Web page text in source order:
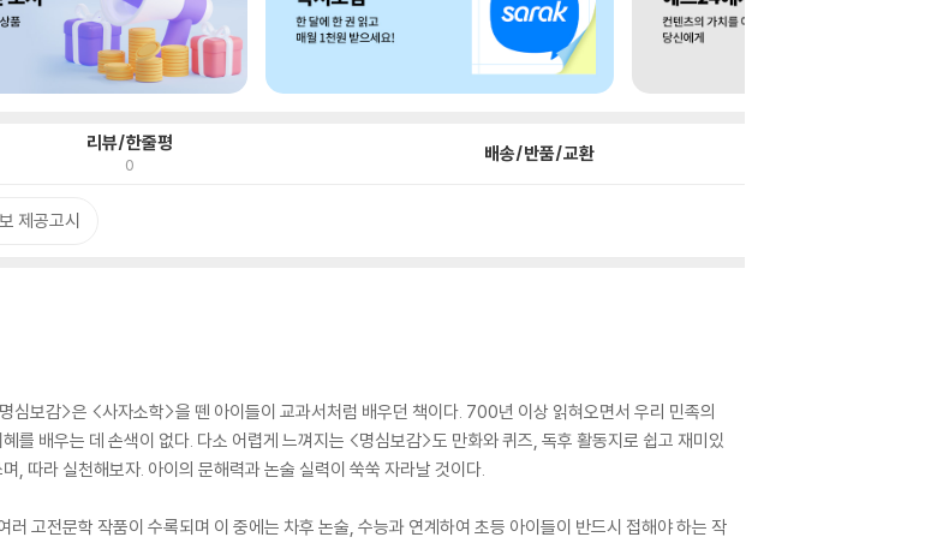
리뷰/한줄평
0 배송/반품/교환
제공고시
심보감>은 <사자소학>을 뗀 아이들이 교과서처럼 배우던 책이다. 700년 이상 읽혀오면서 우리 민족의
를 배우는 데 손색이 없다. 다소 어렵게 느껴지는 <명심보감>도 만화와 퀴즈, 독후 활동지로 쉽고 재미있
, 따라 실천해보자. 아이의 문해력과 논술 실력이 쑥쑥 자라날 것이다.
고전문학 작품이 수록되며 이 중에는 차후 논술, 수능과 연계하여 초등 아이들이 반드시 접해야 하는 작